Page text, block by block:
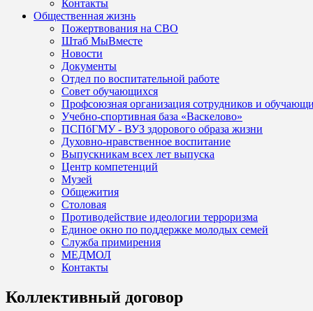
Контакты
Общественная жизнь
Пожертвования на СВО
Штаб МыВместе
Новости
Документы
Отдел по воспитательной работе
Совет обучающихся
Профсоюзная организация сотрудников и
Учебно-спортивная база «Васкелово»
ПСПбГМУ - ВУЗ здорового образа жизни
Духовно-нравственное воспитание
Выпускникам всех лет выпуска
Центр компетенций
Музей
Общежития
Столовая
Противодействие идеологии терроризма
Единое окно по поддержке молодых семей
Служба примирения
МЕДМОЛ
Контакты
Коллективный договор